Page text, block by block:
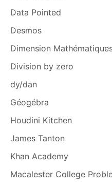
Data Pointed
Desmos
Dimension
Division by zero
dy/dan
Géogébra
Houdini Kitchen
James Tanton
Khan Academy
Macalester College